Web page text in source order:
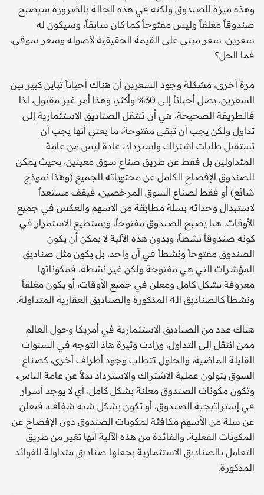
وهذه ميزة للصندوق ولكنه في هذه الحالة بالضرورة سيصبح
صندوقاً مغلقاً وليس مفتوحاً كما كان سابقاً، وسيكون له
سعرين، سعر مبني على القيمة الحقيقية لأصوله وسعر سوقي،
فما الحل؟
مرة أخرى، مشكلة وجود السعرين أن هناك أحياناً تباين كبير بين
السعرين، يصل أحياناً إلى 30% وأكثر، وهذا أمر غير مقبول، لذا
فالطريقة الصحيحة، هي أن تنتقل الصناديق الاستثمارية إلى
تداول ولكن يجب أن تبقى مفتوحة، ما يعني أنها يجب أن
تستقبل طلبات اشتراك واسترداد، عادة ليس من عامة
المتداولين بل فقط عن طريق صناع سوق معينين، بحيث يمكن
للصندوق الإفصاح الكامل عن محتوياته للجميع (وهذا نموذج
شائع) أو فقط لصناع السوق المرخصين، فيقف مستعداً
لاستبدال وحداته بسلة مطابقة من الأسهم والعكس في جميع
الأوقات. هنا يصبح الصندوق مفتوحاً، ويستطيع الاستمرار في
كونه صندوقاً نشطاً، وبدون هذه الآلية لا يمكن أن يكون
الصندوق مفتوحاً ونشطاً في آن واحد، بل يكون مثل صناديق
المؤشرات التي هي مفتوحة ولكن غير نشطة، فمكوناتها
معروفة بشكل كامل ومعلن في جميع الأوقات، أو يكون مغلقاً
ونشطاً كالصناديق الـ4 المذكورة والصناديق العقارية المتداولة.
هناك عدد من الصناديق الاستثمارية في أمريكا وحول العالم
ممن انتقل إلى التداول، وزادت وتيرة هاذ التوجه في السنوات
القليلة الماضية، والحلول تتطلب وجود أطراف أخرى، كصناع
السوق يتولون عملية الاشتراك والاسترداد بدلاً عن عامة الناس،
وتكون مكونات الصندوق معلنة بشكل كامل، أي لا يوجد أسرار
في إستراتيجية الصندوق، أو تكون بشكل شبه شفاف، فيعلن
عن سلة من الأسهم مكافئة لمكونات الصندوق دون الإفصاح عن
المكونات الفعلية. والفائدة من هذه الآلية أنها تغير من طريق
التعامل بالصناديق الاستثمارية بجعلها صناديق متداولة للفوائد
المذكورة.